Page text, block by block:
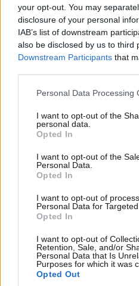
your opt-out. You may
disclosure of your personal
IAB’s list of downstream
also be disclosed by us to third
Downstream Participants that
Please note that this website/
not limited to your visit or
grant or deny consent to
use your data for below
consent section.
Personal Data Processing
I want to opt-out of the
personal data.
Opted In
I want to opt-out of the
Personal Data.
Opted In
I want to opt-out of
Personal Data for Targeted
Opted In
I want to opt-out of
Retention, Sale, and/or
Personal Data that Is
Purposes for which it was
Opted Out